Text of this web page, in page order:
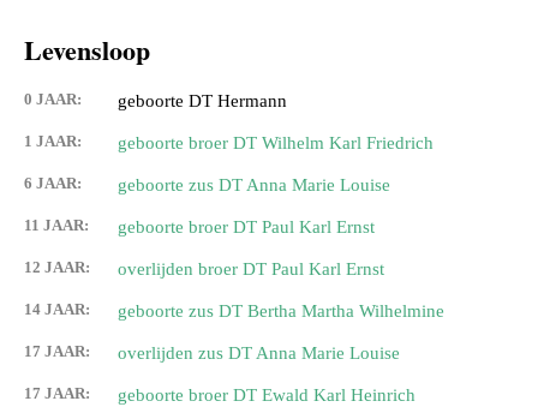
Levensloop
0 JAAR: geboorte DT Hermann
1 JAAR: geboorte broer DT Wilhelm Karl Friedrich
6 JAAR: geboorte zus DT Anna Marie Louise
11 JAAR: geboorte broer DT Paul Karl Ernst
12 JAAR: overlijden broer DT Paul Karl Ernst
14 JAAR: geboorte zus DT Bertha Martha Wilhelmine
17 JAAR: overlijden zus DT Anna Marie Louise
17 JAAR: geboorte broer DT Ewald Karl Heinrich